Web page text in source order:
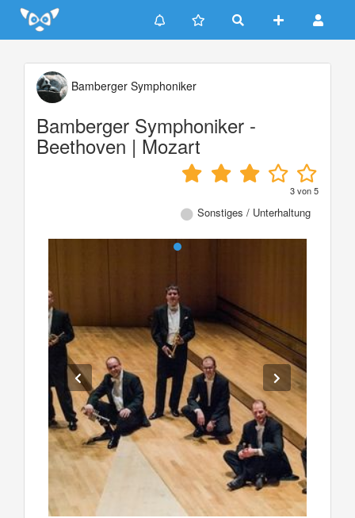
Update cookies preferences
Bamberger Symphoniker
Bamberger Symphoniker -
Beethoven | Mozart
3von5
Sonstiges / Unterhaltung